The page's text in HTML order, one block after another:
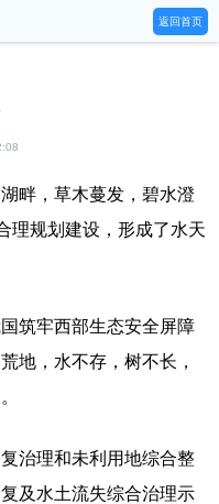
返回首页
，草木蔓发，碧水澄
理规划建设，形成了水天
筑牢西部生态安全屏障
地，水不存，树不长，
治理和未利用地综合整
及水土流失综合治理示